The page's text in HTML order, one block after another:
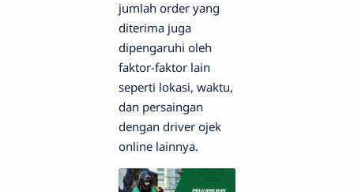
jumlah order yang
diterima juga
dipengaruhi oleh
faktor-faktor lain
seperti lokasi, waktu,
dan persaingan
dengan driver ojek
online lainnya.